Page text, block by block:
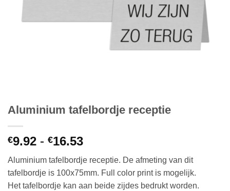
Aluminium tafelbordje receptie
€9.92 - €16.53Prijsklasse:
tot
€16.53
Aluminium tafelbordje receptie. De afmeting van dit
tafelbordje is 100x75mm. Full color print is mogelijk.
Het tafelbordje kan aan beide zijdes bedrukt worden.